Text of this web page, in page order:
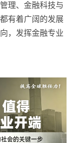
理、金融科技与
有着广阔的发展
，发挥金融专业